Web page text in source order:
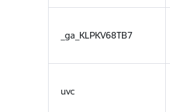
_ga_KLPKV68TB7
uvc